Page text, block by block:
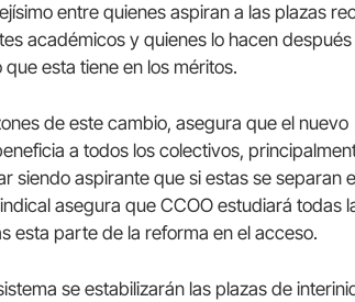
entre quienes aspiran a las plazas
académicos y quienes lo hacen
esta tiene en los méritos.
de este cambio, asegura que el nuevo
a todos los colectivos,
siendo aspirante que si estas se separan
asegura que CCOO estudiará todas
esta parte de la reforma en el acceso.
se estabilizarán las plazas de